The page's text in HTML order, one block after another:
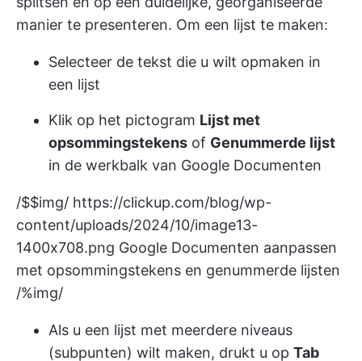
manier te presenteren. Om een lijst te maken:
Selecteer de tekst die u wilt opmaken in
een lijst
Klik op het pictogram Lijst met
opsommingstekens of Genummerde lijst
in de werkbalk van Google Documenten
/$$img/ https://clickup.com/blog/wp-
content/uploads/2024/10/image13-
1400x708.png Google Documenten aanpassen
met opsommingstekens en genummerde lijsten
/%img/
Als u een lijst met meerdere niveaus
(subpunten) wilt maken, drukt u op Tab